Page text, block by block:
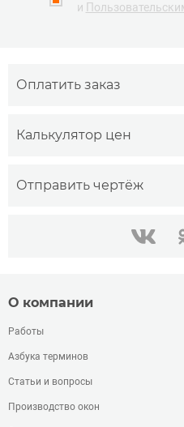
и
Оплатить заказ
Калькулятор цен
Отправить чертёж
в контакте
О компании
Работы
Азбука терминов
Статьи и вопросы
Производство окон